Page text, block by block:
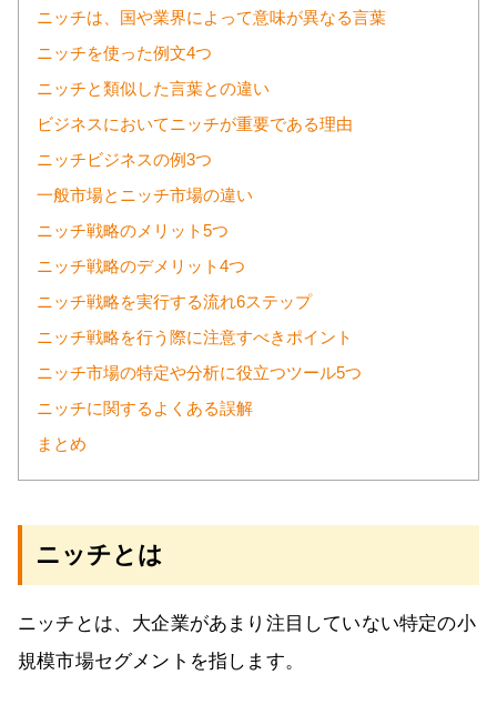
ニッチは、国や業界によって意味が異なる言葉
ニッチを使った例文4つ
ニッチと類似した言葉との違い
ビジネスにおいてニッチが重要である理由
ニッチビジネスの例3つ
一般市場とニッチ市場の違い
ニッチ戦略のメリット5つ
ニッチ戦略のデメリット4つ
ニッチ戦略を実行する流れ6ステップ
ニッチ戦略を行う際に注意すべきポイント
ニッチ市場の特定や分析に役立つツール5つ
ニッチに関するよくある誤解
まとめ
ニッチとは
ニッチとは、大企業があまり注目していない特定の小
規模市場セグメントを指します。